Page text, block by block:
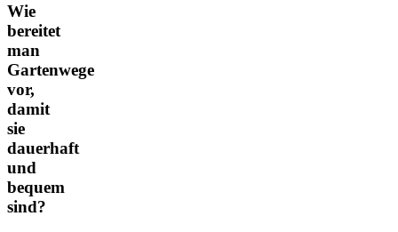
Wie
bereitet
man
Gartenwege
vor,
damit
sie
dauerhaft
und
bequem
sind?